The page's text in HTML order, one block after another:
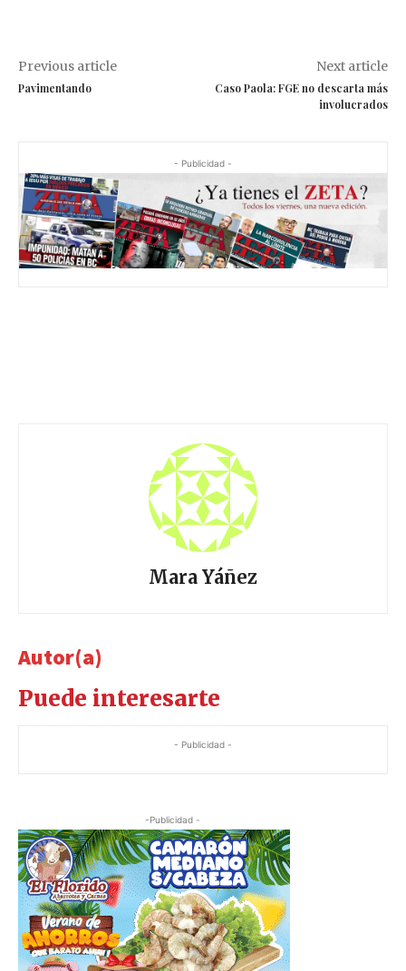
Previous article
Pavimentando
Next article
Caso Paola: FGE no descarta más
involucrados
- Publicidad -
Mara Yáñez
Autor(a)
Puede interesarte
- Publicidad -
-Publicidad -